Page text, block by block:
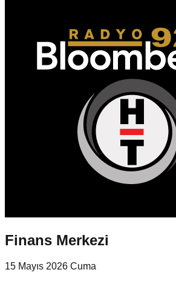
Finans Merkezi
15 Mayıs 2026 Cuma